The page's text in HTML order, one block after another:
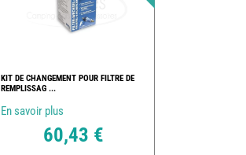
KIT DE CHANGEMENT POUR FILTRE DE
REMPLISSAG ...
En savoir plus
60,43 €